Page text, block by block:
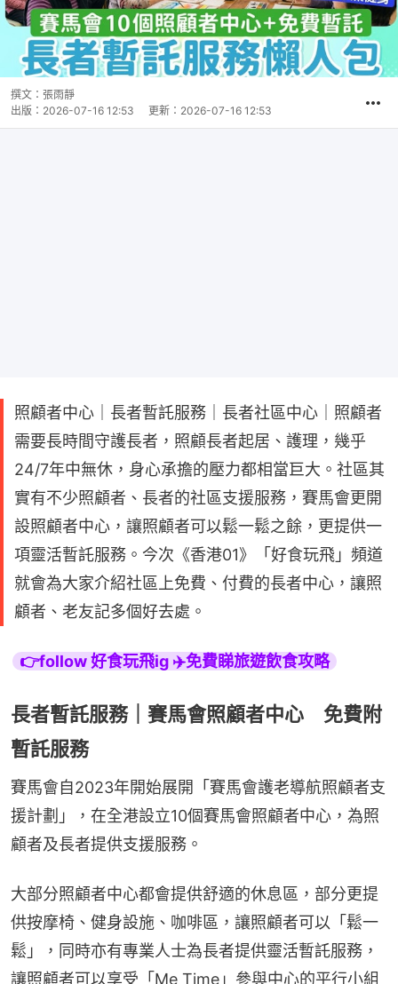
撰文： 張雨靜
出版： 2026-07-16 12:53 更新： 2026-07-16 12:53
照顧者中心｜長者暫託服務｜長者社區中心｜照顧者
需要長時間守護長者，照顧長者起居、護理，幾乎
24/7年中無休，身心承擔的壓力都相當巨大。社區其
實有不少照顧者、長者的社區支援服務，賽馬會更開
設照顧者中心，讓照顧者可以鬆一鬆之餘，更提供一
項靈活暫託服務。今次《香港01》「好食玩飛」頻道
就會為大家介紹社區上免費、付費的長者中心，讓照
顧者、老友記多個好去處。
👉follow 好食玩飛ig ✈️免費睇旅遊飲食攻略
長者暫託服務｜賽馬會照顧者中心 免費附
暫託服務
賽馬會自2023年開始展開「賽馬會護老導航照顧者支
援計劃」，在全港設立10個賽馬會照顧者中心，為照
顧者及長者提供支援服務。
大部分照顧者中心都會提供舒適的休息區，部分更提
供按摩椅、健身設施、咖啡區，讓照顧者可以「鬆一
鬆」，同時亦有專業人士為長者提供靈活暫託服務，
讓照顧者可以享受「Me Time」參與中心的平行小組